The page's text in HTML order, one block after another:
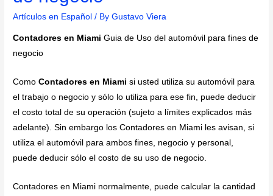
Artículos en Español / ByGustavo Viera
Contadores en Miami Guia de Uso del automóvil para fines de
negocio
ComoContadores en Miami si usted utiliza su automóvil para
el trabajo o negocio y sólo lo utiliza para ese fin, puede deducir
el costo total de su operación (sujeto a límites explicados más
adelante). Sin embargo los Contadores en Miami les avisan, si
utiliza el automóvil para ambos fines, negocio y personal,
puede deducir sólo el costo de su uso de negocio.
Contadores en Miami normalmente, puede calcular la cantidad